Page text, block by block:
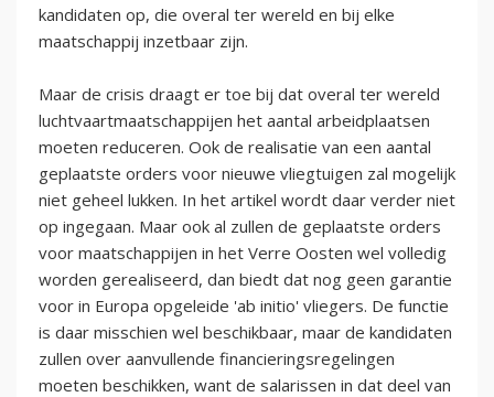
kandidaten op, die overal ter wereld en bij elke
maatschappij inzetbaar zijn.
Maar de crisis draagt er toe bij dat overal ter wereld
luchtvaartmaatschappijen het aantal arbeidplaatsen
moeten reduceren. Ook de realisatie van een aantal
geplaatste orders voor nieuwe vliegtuigen zal mogelijk
niet geheel lukken. In het artikel wordt daar verder niet
op ingegaan. Maar ook al zullen de geplaatste orders
voor maatschappijen in het Verre Oosten wel volledig
worden gerealiseerd, dan biedt dat nog geen garantie
voor in Europa opgeleide 'ab initio' vliegers. De functie
is daar misschien wel beschikbaar, maar de kandidaten
zullen over aanvullende financieringsregelingen
moeten beschikken, want de salarissen in dat deel van